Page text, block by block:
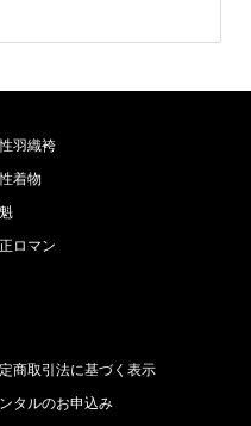
羽織袴
着物
ロマン
商取引法に基づく表示
タルのお申込み